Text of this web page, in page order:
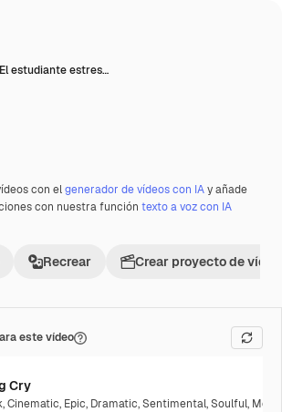
El estudiante estres…
con elgenerador de vídeos con IAy añade
con nuestra función texto a voz con IA
Recrear Crear proyecto de vídeo
este vídeo
Cry
,Cinematic, Epic, Dramatic,Sentimental,Soulful,